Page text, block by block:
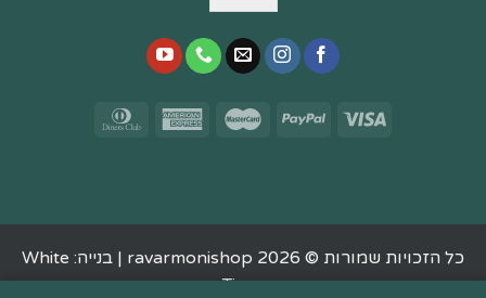
כל הזכויות שמורות © 2026 ravarmonishop |
בנייה: White
Tiger